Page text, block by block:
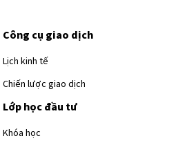
Công cụ giao dịch
Lịch kinh tế
Chiến lược giao dịch
Lớp học đầu tư
Khóa học